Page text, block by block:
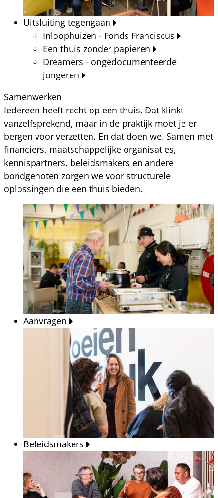
Uitsluiting tegengaan
Inloophuizen - Fonds Franciscus
Een thuis zonder papieren
Dreamers - ongedocumenteerde
jongeren
Samenwerken
Iedereen heeft recht op een thuis. Dat klinkt
vanzelfsprekend, maar in de praktijk moet je er
bergen voor verzetten. En dat doen we. Samen met
financiers, maatschappelijke organisaties,
kennispartners, beleidsmakers en andere
bondgenoten zorgen we voor structurele
oplossingen die een thuis bieden.
Aanvragen
Beleidsmakers